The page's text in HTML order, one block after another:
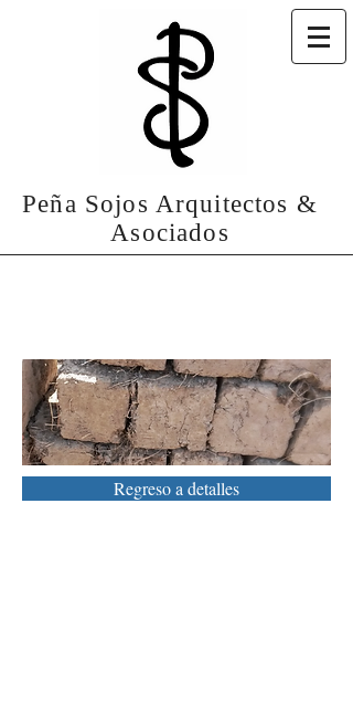
Peña Sojos Arquitectos &
Asociados
Regreso a detalles